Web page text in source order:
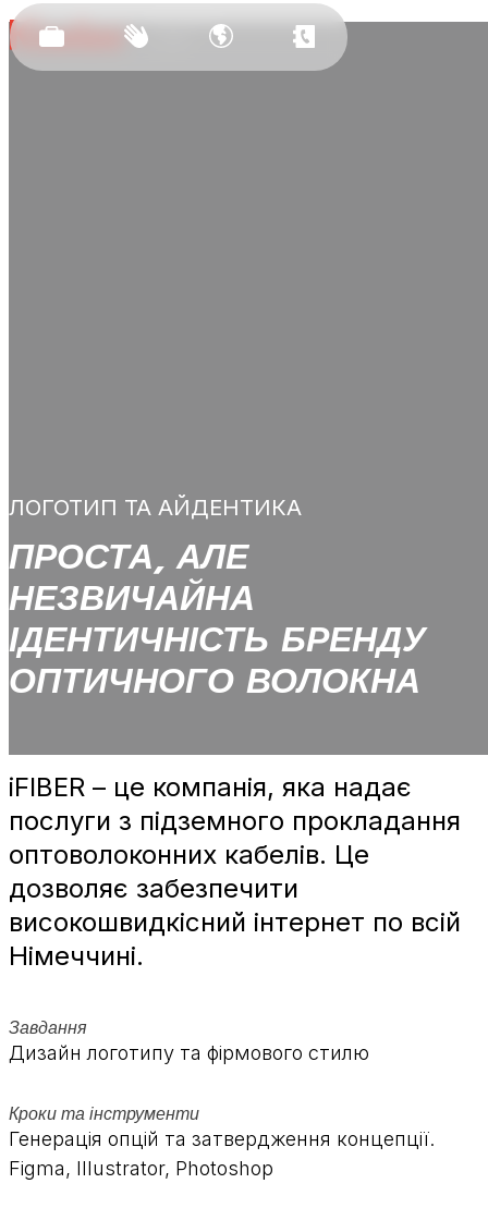
ЛОГОТИП ТА АЙДЕНТИКА
ПРОСТА, АЛЕ
НЕЗВИЧАЙНА
ІДЕНТИЧНІСТЬ БРЕНДУ
ОПТИЧНОГО ВОЛОКНА
iFIBER – це компанія, яка надає
послуги з підземного прокладання
оптоволоконних кабелів. Це
дозволяє забезпечити
високошвидкісний інтернет по всій
Німеччині.
Завдання
Дизайн логотипу та фірмового стилю
Кроки та інструменти
Генерація опцій та затвердження концепції.
Figma, Illustrator, Photoshop